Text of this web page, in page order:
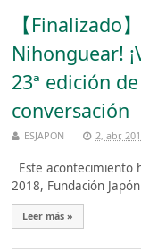
【Finalizado
Nihonguear!
23ª edición
conversación
ESJAPON 2, abr,
Este
2018, Fundación
Leer más »